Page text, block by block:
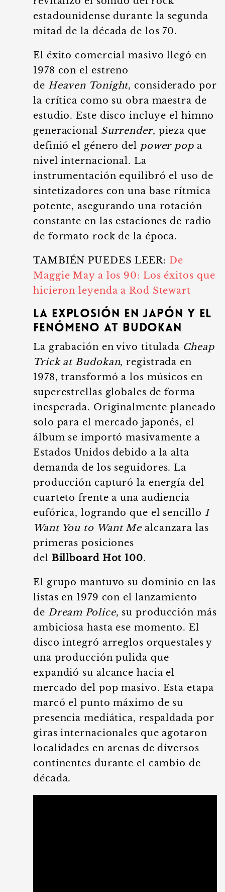
estadounidense durante la segunda
mitad de la década de los 70.
El éxito comercial masivo llegó en
1978 con el estreno
de Heaven Tonight, considerado por
la crítica como su obra maestra de
estudio. Este disco incluye el himno
generacional Surrender, pieza que
definió el género del power popa
nivel internacional. La
instrumentación equilibró el uso de
sintetizadores con una base rítmica
potente, asegurando una rotación
constante en las estaciones de radio
de formato rock de la época.
TAMBIÉN PUEDES LEER: De
Maggie May a los 90: Los éxitos que
hicieron leyenda a Rod Stewart
La explosión en Japón y el
fenómeno At Budokan
La grabación en vivo titulada Cheap
Trick at Budokan, registrada en
1978, transformó a los músicos en
superestrellas globales de forma
inesperada. Originalmente planeado
solo para el mercado japonés, el
álbum se importó masivamente a
Estados Unidos debido a la alta
demanda de los seguidores. La
producción capturó la energía del
cuarteto frente a una audiencia
eufórica, logrando que el sencillo I
Want You to Want Mealcanzara las
primeras posiciones
del Billboard Hot 100.
El grupo mantuvo su dominio en las
listas en 1979 con el lanzamiento
de Dream Police, su producción más
ambiciosa hasta ese momento. El
disco integró arreglos orquestales y
una producción pulida que
expandió su alcance hacia el
mercado del pop masivo. Esta etapa
marcó el punto máximo de su
presencia mediática, respaldada por
giras internacionales que agotaron
localidades en arenas de diversos
continentes durante el cambio de
década.